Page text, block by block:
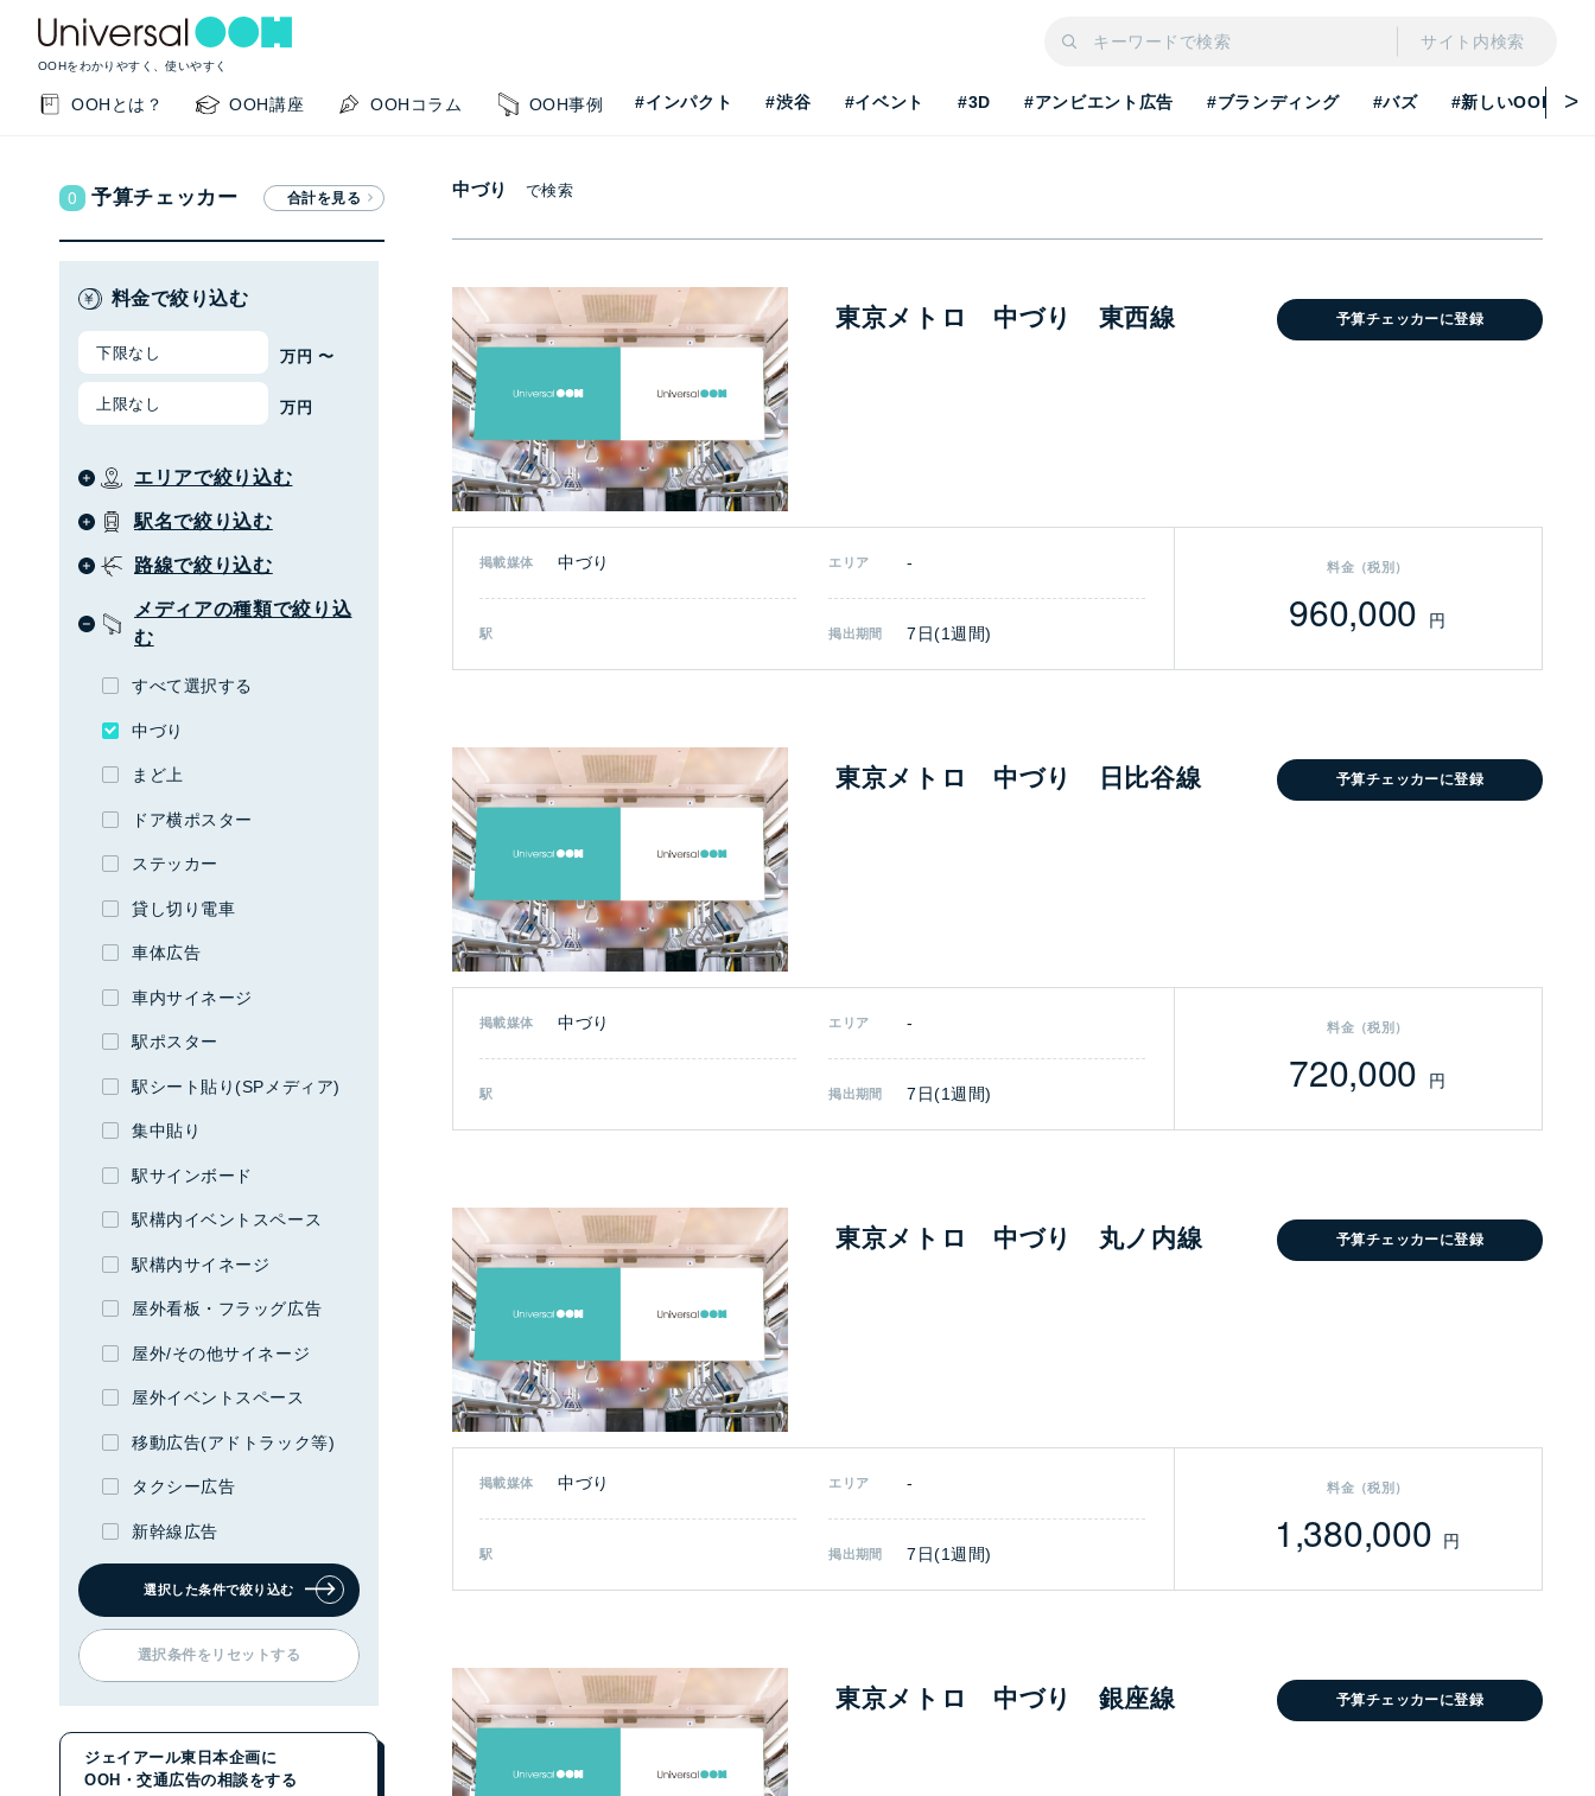
OOHをわかりやすく、使いやすく
サイト内検索
OOHとは？ OOH講座 OOHコラム OOH事例 #インパクト #渋谷 #イベント #3D #アンビエント広告 #ブランディング #バズ #新しいOOH
KEYWORD SEARCH
閉じる
広告枠を探す(簡易検索)
広告枠を探す
エリアから探す
メディアの種類から探す
OOH・交通広告の相談をする
お問い合わせ
GUIDE
OOHの基本を知りたい OOH最新事情を知りたい
お問い合わせ・相談
閉じる
中づり で検索
東京メトロ 中づり 東西線 予算チェッカーに登録
掲載媒体 中づり エリア -
駅 掲出期間 7日(1週間)
料金（税別）
960,000 円
東京メトロ 中づり 日比谷線 予算チェッカーに登録
掲載媒体 中づり エリア -
駅 掲出期間 7日(1週間)
料金（税別）
720,000 円
東京メトロ 中づり 丸ノ内線 予算チェッカーに登録
掲載媒体 中づり エリア -
駅 掲出期間 7日(1週間)
料金（税別）
1,380,000 円
東京メトロ 中づり 銀座線 予算チェッカーに登録
予算チェッカー
0
料金で絞り込む
万円 〜
万円
エリアで絞り込む
駅名で絞り込む
路線で絞り込む
メディアの種類で絞り込
む
すべて選択する
中づり
まど上
ドア横ポスター
ステッカー
貸し切り電車
車体広告
車内サイネージ
駅ポスター
駅シート貼り(SPメディア)
集中貼り
駅サインボード
駅構内イベントスペース
駅構内サイネージ
屋外看板・フラッグ広告
屋外/その他サイネージ
屋外イベントスペース
移動広告(アドトラック等)
タクシー広告
新幹線広告
選択した条件で絞り込む
選択条件をリセットする
ジェイアール東日本企画に
OOH・交通広告の相談をする